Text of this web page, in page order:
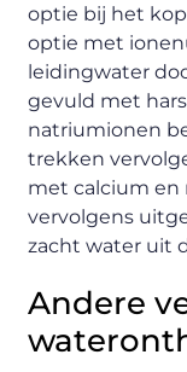
optie bij het
optie met
leidingwater
gevuld met
natriumionen
trekken
met calcium en
vervolgens
zacht water uit
Andere